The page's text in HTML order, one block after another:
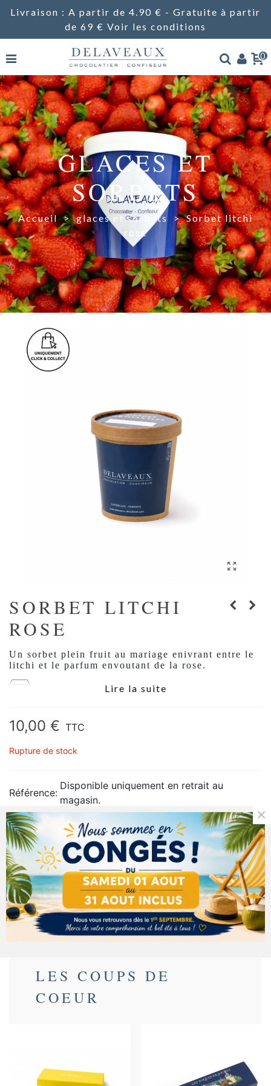
Livraison : A partir de 4.90 € - Gratuite à partir
de 69 € Voir les conditions
0
GLACES ET
SORBETS
Accueil > glaces et sorbets > Sorbet litchi
rose
SORBET LITCHI
ROSE
Un sorbet plein fruit au mariage enivrant entre le
litchi et le parfum envoutant de la rose.
Retrait en magasin uniquement
sa livraison.
Lire la suite
10,00 € TTC
Rupture de stock
Référence:
Disponible uniquement en retrait au
magasin.
Description
Détails du produit
Ingrédients
LES COUPS DE
COEUR
×